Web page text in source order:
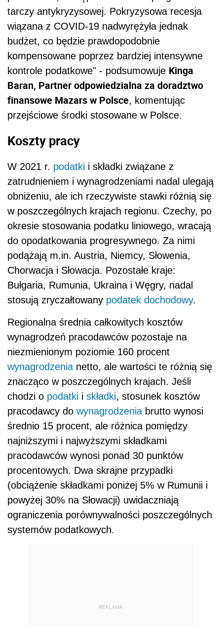
tarczy antykryzysowej. Pokryzysowa recesja
wiązana z COVID-19 nadwyrężyła jednak
budżet, co będzie prawdopodobnie
kompensowane poprzez bardziej intensywne
kontrole podatkowe" - podsumowuje Kinga
Baran, Partner odpowiedzialna za doradztwo
finansowe Mazars w Polsce, komentując
przejściowe środki stosowane w Polsce.
Koszty pracy
W 2021 r. podatki i składki związane z
zatrudnieniem i wynagrodzeniami nadal ulegają
obniżeniu, ale ich rzeczywiste stawki różnią się
w poszczególnych krajach regionu. Czechy, po
okresie stosowania podatku liniowego, wracają
do opodatkowania progresywnego. Za nimi
podążają m.in. Austria, Niemcy, Słowenia,
Chorwacja i Słowacja. Pozostałe kraje:
Bułgaria, Rumunia, Ukraina i Węgry, nadal
stosują zryczałtowany podatek dochodowy.
Regionalna średnia całkowitych kosztów
wynagrodzeń pracodawców pozostaje na
niezmienionym poziomie 160 procent
wynagrodzenia netto, ale wartości te różnią się
znacząco w poszczególnych krajach. Jeśli
chodzi o podatki i składki, stosunek kosztów
pracodawcy do wynagrodzenia brutto wynosi
średnio 15 procent, ale różnica pomiędzy
najniższymi i najwyższymi składkami
pracodawców wynosi ponad 30 punktów
procentowych. Dwa skrajne przypadki
(obciążenie składkami poniżej 5% w Rumunii i
powyżej 30% na Słowacji) uwidaczniają
ograniczenia porównywalności poszczególnych
systemów podatkowych.
REKLAMA